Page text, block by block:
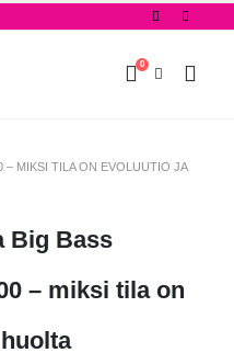
0
– MIKSI TILA ON EVOLUUTIO JA
Big Bass
– miksi tila on